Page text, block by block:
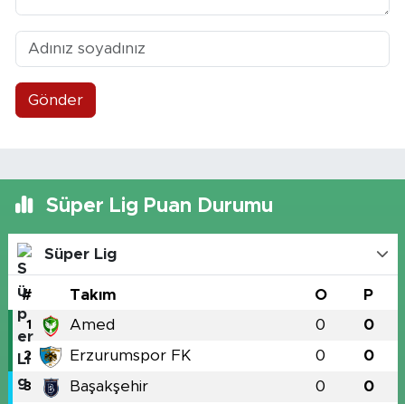
Gönder
Süper Lig Puan Durumu
Süper Lig
# Takım O P
1 Amed 0 0
2 Erzurumspor FK 0 0
3 Başakşehir 0 0